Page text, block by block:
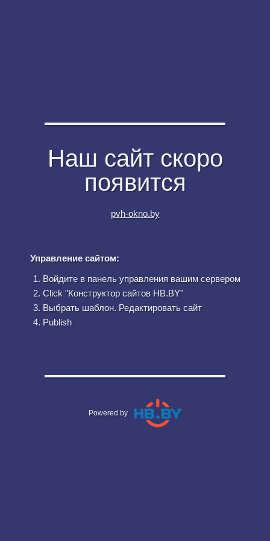
Наш сайт скоро
появится
pvh-okno.by
Управление сайтом:
Войдите в панель управления вашим сервером
Click "Конструктор сайтов HB.BY"
Выбрать шаблон. Редактировать сайт
Publish
Powered by